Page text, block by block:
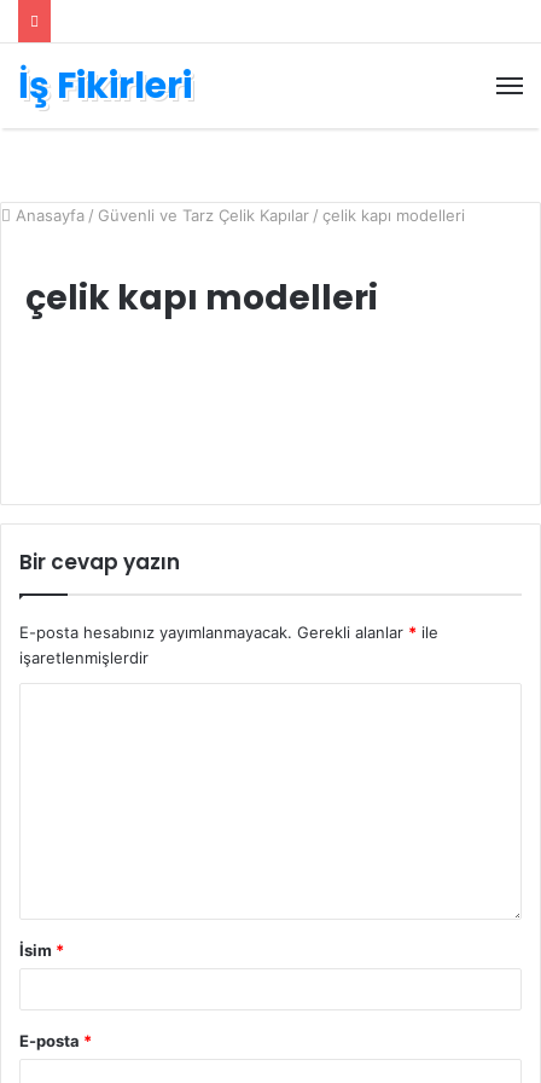
İş Fikirleri
Anasayfa / Güvenli ve Tarz Çelik Kapılar / çelik kapı modelleri
çelik kapı modelleri
Bir cevap yazın
E-posta hesabınız yayımlanmayacak. Gerekli alanlar * ile
işaretlenmişlerdir
İsim *
E-posta *